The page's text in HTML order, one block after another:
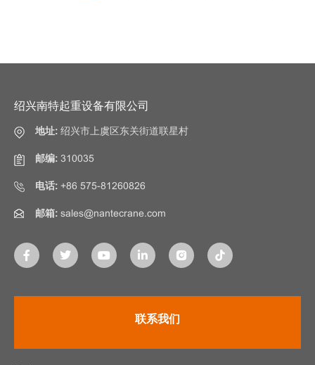
绍兴南特起重设备有限公司
地址: 绍兴市上虞区东关街道联星村
邮编: 310035
电话: +86 575-81260826
邮箱: sales@nantecrane.com
联系我们